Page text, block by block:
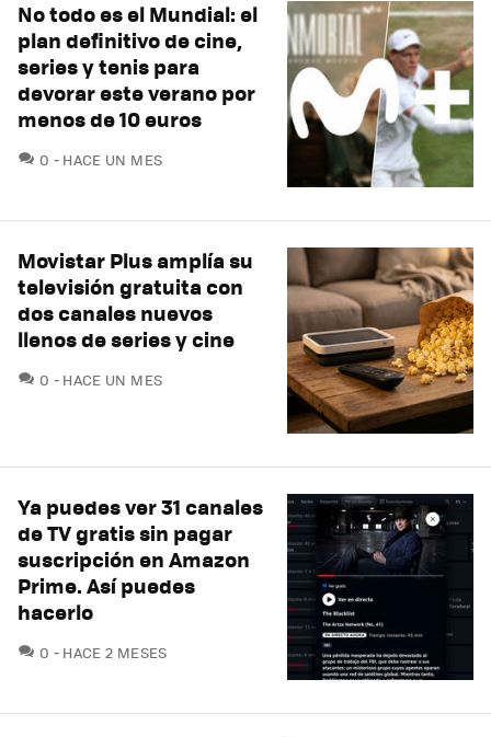
No todo es el Mundial: el
plan definitivo de cine,
series y tenis para
devorar este verano por
menos de 10 euros
0 COMENTARIOS
HACE UN MES
Movistar Plus amplía su
televisión gratuita con
dos canales nuevos
llenos de series y cine
0 COMENTARIOS
HACE UN MES
Ya puedes ver 31 canales
de TV gratis sin pagar
suscripción en Amazon
Prime. Así puedes
hacerlo
0 COMENTARIOS
HACE 2 MESES